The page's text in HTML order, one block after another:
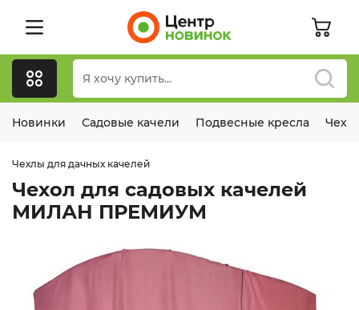
Новинки Садовые качели Подвесные кресла
Чехлы для дачных качелей
Чехол для садовых качелей
МИЛАН ПРЕМИУМ